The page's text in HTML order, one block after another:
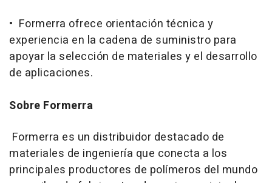
• Formerra ofrece orientación técnica y
experiencia en la cadena de suministro para
apoyar la selección de materiales y el desarrollo
de aplicaciones.
Sobre Formerra
Formerra es un distribuidor destacado de
materiales de ingeniería que conecta a los
principales productores de polímeros del mundo